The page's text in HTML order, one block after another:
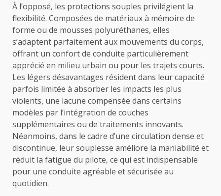
À l’opposé, les protections souples privilégient la
flexibilité. Composées de matériaux à mémoire de
forme ou de mousses polyuréthanes, elles
s’adaptent parfaitement aux mouvements du corps,
offrant un confort de conduite particulièrement
apprécié en milieu urbain ou pour les trajets courts.
Les légers désavantages résident dans leur capacité
parfois limitée à absorber les impacts les plus
violents, une lacune compensée dans certains
modèles par l’intégration de couches
supplémentaires ou de traitements innovants.
Néanmoins, dans le cadre d’une circulation dense et
discontinue, leur souplesse améliore la maniabilité et
réduit la fatigue du pilote, ce qui est indispensable
pour une conduite agréable et sécurisée au
quotidien.